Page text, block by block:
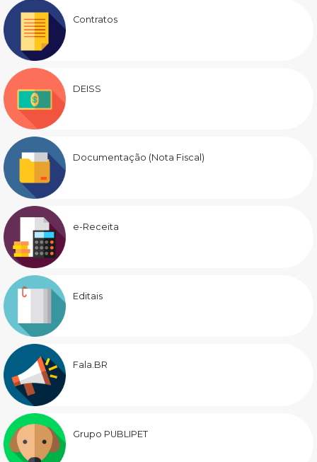
Contratos
DEISS
Documentação (Nota Fiscal)
e-Receita
Editais
Fala.BR
Grupo PUBLIPET